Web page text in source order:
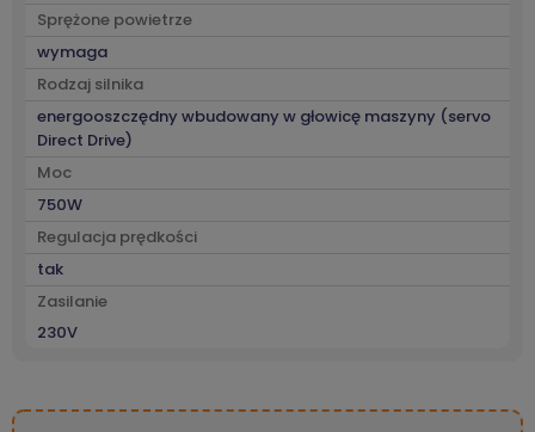
Sprężone powietrze
wymaga
Rodzaj silnika
energooszczędny wbudowany w głowicę maszyny (servo
Direct Drive)
Moc
750W
Regulacja prędkości
tak
Zasilanie
230V